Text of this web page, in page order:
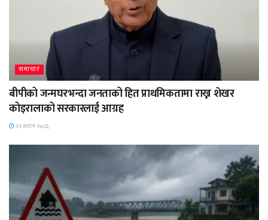
समाचार
बीपीको जन्मघरभन्दा जनताको हित प्राथमिकतामा राख्न शेखर
कोइरालाको सरकारलाई आग्रह
२२ साउन २०८३,